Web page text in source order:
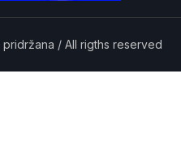
/ All rigths reserved